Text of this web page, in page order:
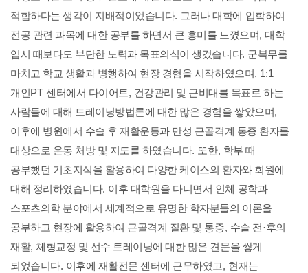
적합하다는 생각이 지배적이었습니다. 그러나 대학에 입학하여
전공 관련 과목에 대한 공부를 하면서 큰 흥미를 느꼈으며,대학
입시 때보다도 부단한 노력과 목표의식이 생겼습니다. 군복무를
마치고 학교 생활과 병행하여 현장 경험을 시작하였으며, 1:1
개인 PT 센터에서 다이어트, 건강관리 및 근비대를 목표로 하는
사람들에 대해 트레이닝방법론에 대한 많은 경험을 쌓았으며,
이후에 병원에서 수술 후 재활운동과 만성 근골격계 통증 환자를
대상으로 운동 처방 및 지도를 하였습니다. 또한, 학부 때
공부했던 기초지식을 활용하여 다양한 케이스의 환자와 회원에
대해 정리하였습니다. 이후 대학원을 다니면서 인체 공학과
스포츠의학 분야에서 세계적으로 유명한 학자분들의 이론을
공부하고 현장에 활용하여 근골격계 질환 및 통증, 수술 전 ·후의
재활, 체형교정 및 선수 트레이닝에 대한 많은 견문을 쌓게
되었습니다. 이후에 재활전문 센터에 근무하였고, 현재는